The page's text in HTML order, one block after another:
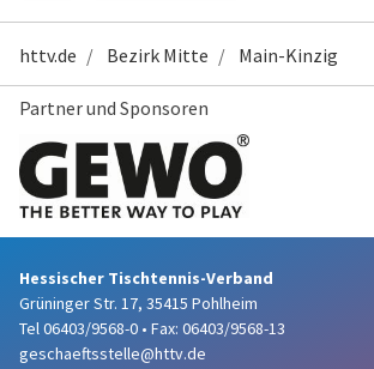
httv.de Bezirk Mitte Main-Kinzig
Partner und Sponsoren
Hessischer Tischtennis-Verband
Grüninger Str. 17, 35415 Pohlheim
Tel 06403/9568-0 • Fax: 06403/9568-13
geschaeftsstelle@httv.de